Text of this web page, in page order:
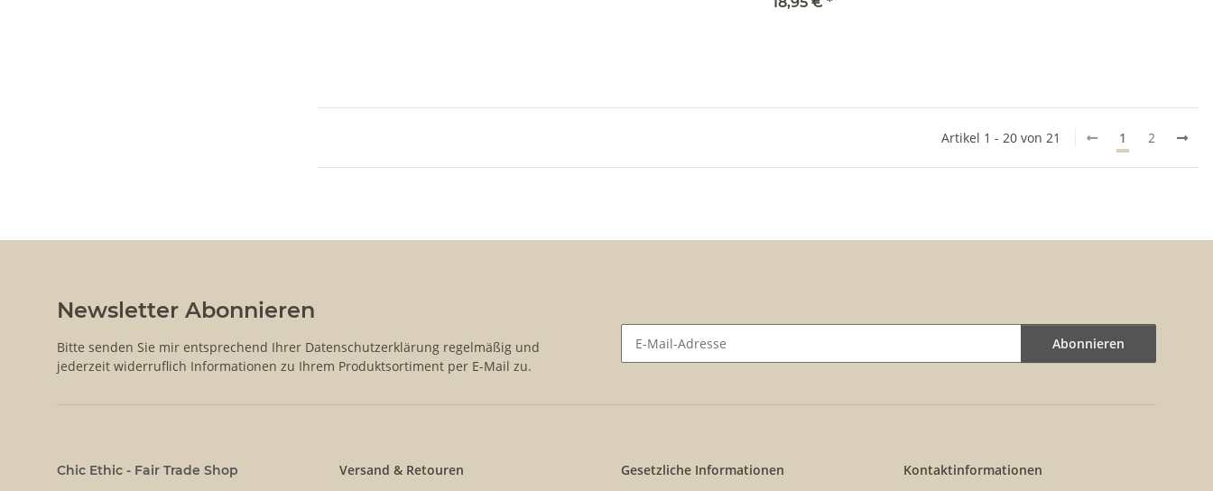
Artikel 1 - 20 von 21 1 2
Newsletter Abonnieren
Bitte senden Sie mir entsprechend Ihrer Datenschutzerklärung regelmäßig und
jederzeit widerruflich Informationen zu Ihrem Produktsortiment per E-Mail zu.
Abonnieren
Chic Ethic - Fair Trade Shop Versand & Retouren Gesetzliche Informationen Kontaktinformationen